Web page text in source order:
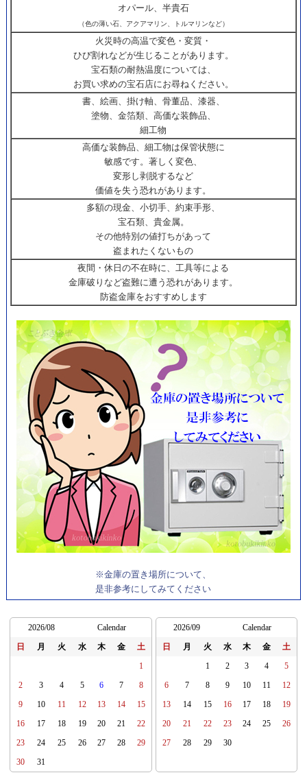
オパール、半貴石
（色の薄い石、アクアマリン、トルマリンなど）
火災時の高温で変色・変質・
ひび割れなどが生じることがあります。
宝石類の耐熱温度については、
お買い求めの宝石店にお尋ねください。
書、絵画、掛け軸、骨董品、漆器、
塗物、金箔類、高価な装飾品、
細工物
高価な装飾品、細工物は保管状態に
敏感です。著しく変色、
変形し剥脱するなど
価値を失う恐れがあります。
多額の現金、小切手、約束手形、
宝石類、貴金属。
その他特別の値打ちがあって
盗まれたくないもの
夜間・休日の不在時に、工具等による
金庫破りなど盗難に遭う恐れがあります。
防盗金庫をおすすめします
※金庫の置き場所について、
是非参考にしてみてください
2026/08 Calendar
日 月 火 水 木 金 土
1
2 3 4 5 6 7 8
9 10 11 12 13 14 15
16 17 18 19 20 21 22
23 24 25 26 27 28 29
30 31
2026/09 Calendar
日 月 火 水 木 金 土
1 2 3 4 5
6 7 8 9 10 11 12
13 14 15 16 17 18 19
20 21 22 23 24 25 26
27 28 29 30